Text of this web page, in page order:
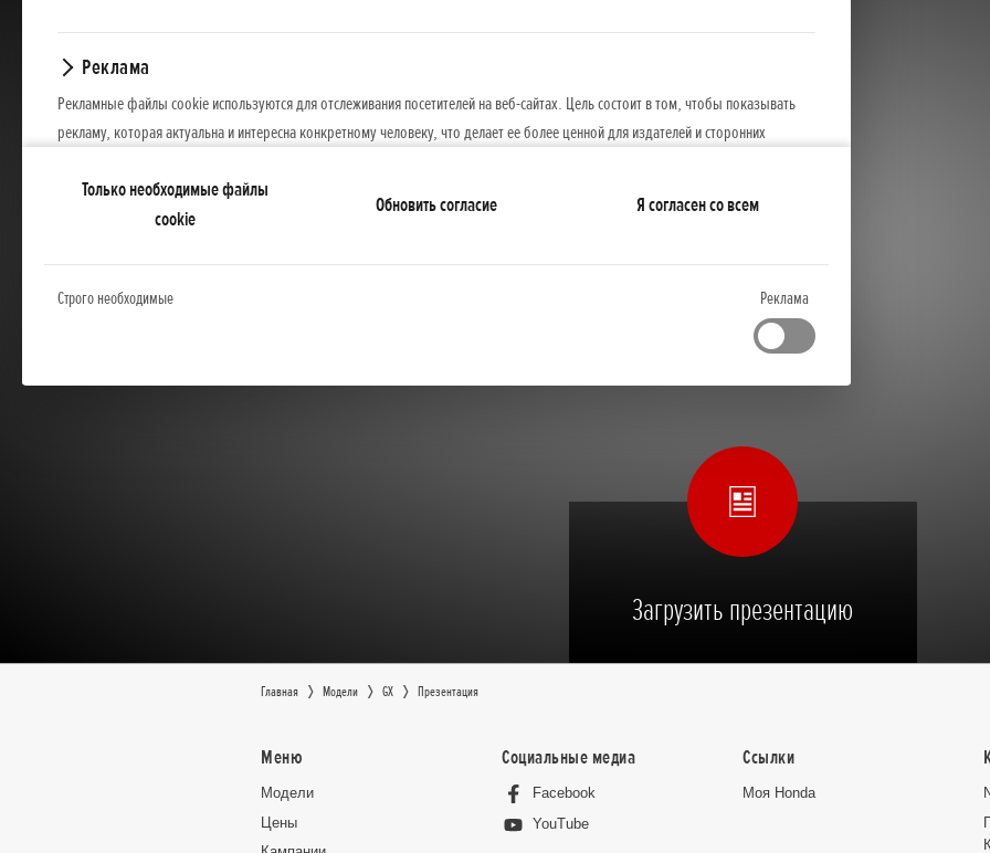
Реклама
Рекламные файлы cookie используются для отслеживания посетителей на веб-сайтах. Цель состоит в том, чтобы показывать
рекламу, которая актуальна и интересна конкретному человеку, что делает ее более ценной для издателей и сторонних
Только необходимые файлы
cookie
Обновить согласие Я согласен со всем
Строго необходимые Реклама
Загрузить презентацию
Главная Moдeли GX Презентация
Меню
Moдeли
Цeны
Социальные медиа
Facebook
YouTube
Ссылки
Moя Honda